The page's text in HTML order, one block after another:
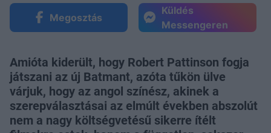
Megosztás
Küldés
Messengeren
Amióta kiderült, hogy Robert Pattinson fogja
játszani az új Batmant, azóta tűkön ülve
várjuk, hogy az angol színész, akinek a
szerepválasztásai az elmúlt években abszolút
nem a nagy költségvetésű sikerre ítélt